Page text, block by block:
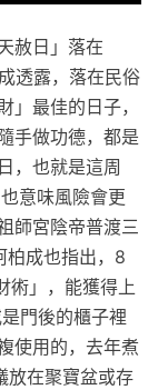
赦日」落在
透露，落在民俗
」最佳的日子，
手做功德，都是
，也就是這周
意味風險會更
師宮陰帝普渡三
柏成也指出，8
術」，能獲得上
門後的櫃子裡
使用的，去年煮
放在聚寶盆或存